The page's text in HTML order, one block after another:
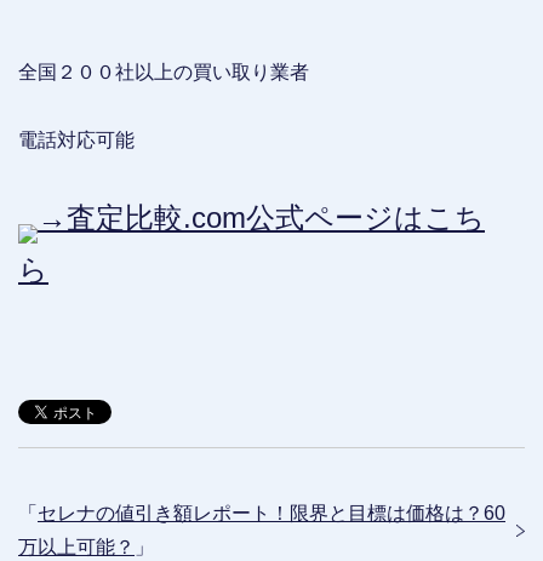
全国２００社以上の買い取り業者
電話対応可能
→査定比較.com公式ページはこち
ら
「 セレナの値引き額レポート！限界と目標は価格は？60
万以上可能？ 」